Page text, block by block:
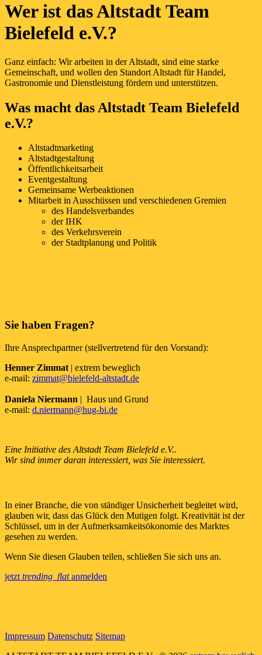
Wer ist das Altstadt Team
Bielefeld e.V.?
Ganz einfach: Wir arbeiten in der Altstadt, sind eine starke
Gemeinschaft, und wollen den Standort Altstadt für Handel,
Gastronomie und Dienstleistung fördern und unterstützen.
Was macht das Altstadt Team Bielefeld
e.V.?
Altstadtmarketing
Altstadtgestaltung
Öffentlichkeitsarbeit
Eventgestaltung
Gemeinsame Werbeaktionen
Mitarbeit in Ausschüssen und verschiedenen Gremien
des Handelsverbandes
der IHK
des Verkehrsverein
der Stadtplanung und Politik
Sie haben Fragen?
Ihre Ansprechpartner (stellvertretend für den Vorstand):
Henner Zimmat | extrem beweglich
e-mail: zimmat@bielefeld-altstadt.de
Daniela Niermann | Haus und Grund
e-mail: d.niermann@hug-bi.de
Eine Initiative des Altstadt Team Bielefeld e.V..
Wir sind immer daran interessiert, was Sie interessiert.
In einer Branche, die von ständiger Unsicherheit begleitet wird,
glauben wir, dass das Glück den Mutigen folgt. Kreativität ist der
Schlüssel, um in der Aufmerksamkeitsökonomie des Marktes
gesehen zu werden.
Wenn Sie diesen Glauben teilen, schließen Sie sich uns an.
jetzt trending_flatanmelden
Impressum Datenschutz Sitemap